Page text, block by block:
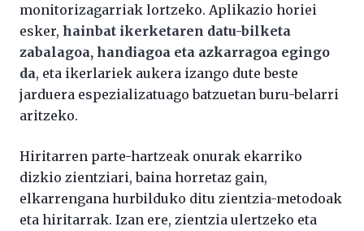
monitorizagarriak lortzeko. Aplikazio horiei
esker, hainbat ikerketaren datu-bilketa
zabalagoa, handiagoa eta azkarragoa egingo
da, eta ikerlariek aukera izango dute beste
jarduera espezializatuago batzuetan buru-belarri
aritzeko.
Hiritarren parte-hartzeak onurak ekarriko
dizkio zientziari, baina horretaz gain,
elkarrengana hurbilduko ditu zientzia-metodoak
eta hiritarrak. Izan ere, zientzia ulertzeko eta